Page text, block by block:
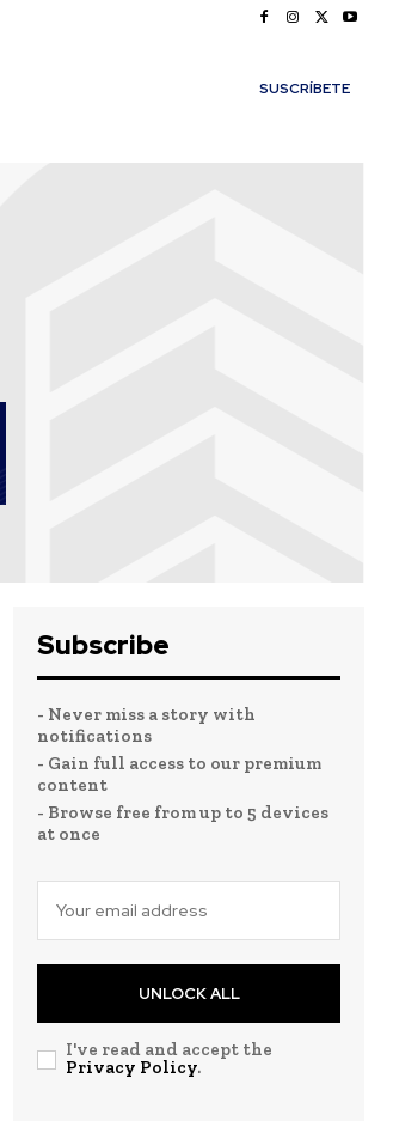
SUSCRÍBETE
Subscribe
- Never miss a story with
notifications
- Gain full access to our premium
content
- Browse free from up to 5 devices
at once
UNLOCK ALL
I've read and accept the
Privacy Policy.